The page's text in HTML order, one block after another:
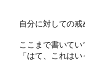
自分に対しての
ここまで書いてい
「はて、これは